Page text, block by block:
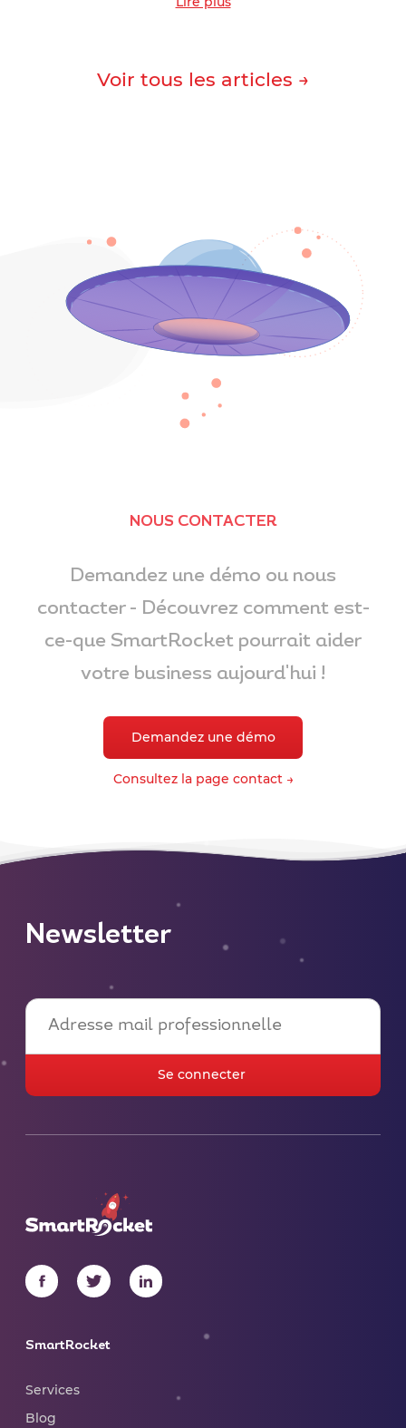
Voir tous les articles →
NOUS CONTACTER
Demandez une démo ou nous
contacter - Découvrez comment est-
ce-que SmartRocket pourrait aider
votre business aujourd'hui !
Demandez une démo
Consultez la page contact →
Newsletter
SmartRocket
Services
Blog